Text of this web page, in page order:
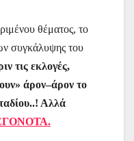
θέματος, το
συγκάλυψης του
τις εκλογές,
άρον–άρον το
Αλλά